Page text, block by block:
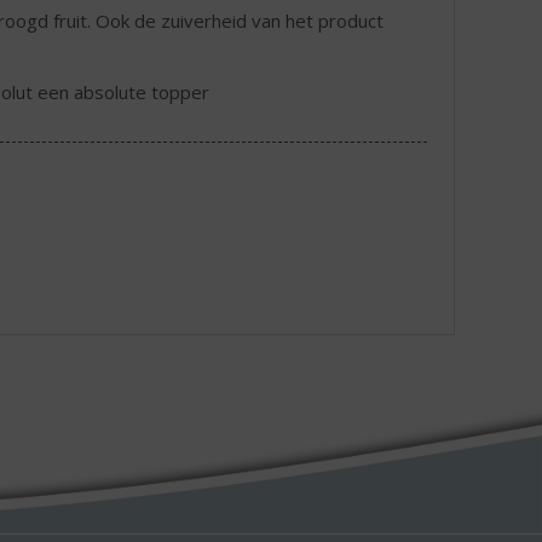
fruit. Ook de zuiverheid van het product
een absolute topper